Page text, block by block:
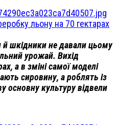
льону на 70 гектарах
й шкідники не давали цьому
урожай. Вихід
а в зміні самої моделі
сировину, а роблять із
основну культуру відвели